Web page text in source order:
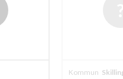
Kommun